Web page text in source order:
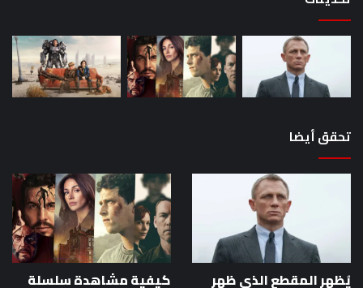
مباشرة
بعد
تحقق أيضا
يُظهر المقطع الذي ظهر كيفية مشاهدة سلسلة